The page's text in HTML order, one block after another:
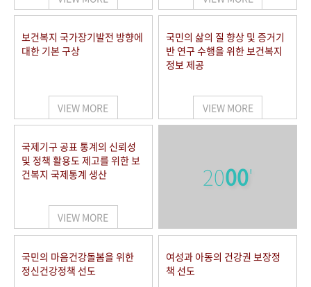
보건복지 국가장기발전 방향에
대한 기본 구상
VIEW MORE
국민의 삶의 질 향상 및 증거기
반 연구 수행을 위한 보건복지
정보 제공
VIEW MORE
국제기구 공표 통계의 신뢰성
및 정책 활용도 제고를 위한 보
건복지 국제통계 생산
VIEW MORE
2000'
국민의 마음건강돌봄을 위한
정신건강정책 선도
여성과 아동의 건강권 보장정
책 선도